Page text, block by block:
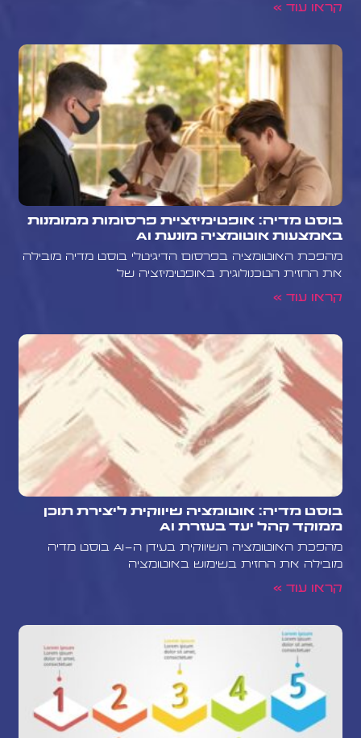
קראו עוד »
בוסט מדיה: אופטימיזציית פרסומות ממומנות
באמצעות אוטומציה מונעת AI
מהפכת האוטומציה בפרסום הדיגיטלי בוסט מדיה מובילה
את החזית הטכנולוגית באופטימיזציה של
קראו עוד »
בוסט מדיה: אוטומציה שיווקית ליצירת תוכן
ממוקד קהל יעד בעזרת AI
מהפכת האוטומציה השיווקית בעידן ה-AI בוסט מדיה
מובילה את החזית בשימוש באוטומציה
קראו עוד »